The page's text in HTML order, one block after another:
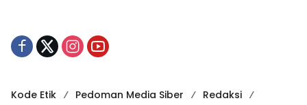
Kode Etik Pedoman Media Siber Redaksi